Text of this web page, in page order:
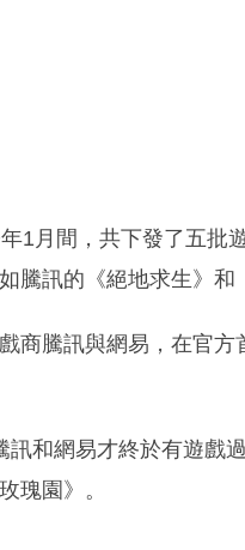
1月間，共下發了五批
騰訊的《絕地求生》和
商騰訊與網易，在官
和網易才終於有遊戲
瑰園》。